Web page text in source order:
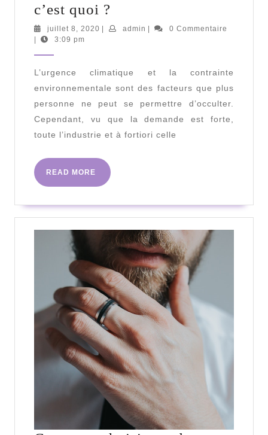
c’est quoi ?
bijou
c’est
quoi
?
juillet 8, 2020 juillet
| admin admin
|
0 Commentaire
|
3:09 pm
L’urgence climatique et la contrainte
environnementale sont des facteurs que plus
personne ne peut se permettre d’occulter.
Cependant, vu que la demande est forte,
toute l’industrie et à fortiori celle
READ MORE
READ
MORE